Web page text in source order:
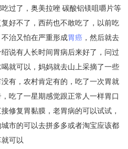
过了，奥美拉唑 碳酸铝镁咀嚼片等
好不了，西药也不敢吃了，以前吃
治又怕在严重形成胃癌 ，然后就去
说有人长时间胃病后来好了，问过
就可以，妈妈就去山上采摘了一些
有，农村肯定有的，吃了一次胃就
吃了一星期感觉跟正常人一样胃口
修复胃黏膜，老胃病的可以试试，
市的可以去拼多多或者淘宝应该都
可以